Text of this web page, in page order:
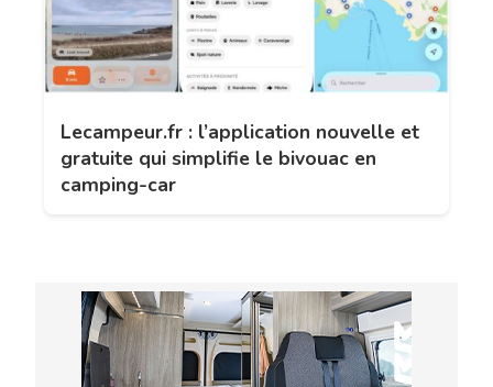
Lecampeur.fr : l’application nouvelle et
gratuite qui simplifie le bivouac en
camping-car